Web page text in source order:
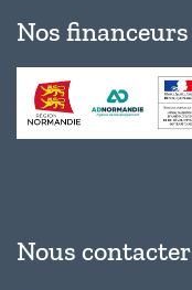
Nos financeurs
Nous contacter